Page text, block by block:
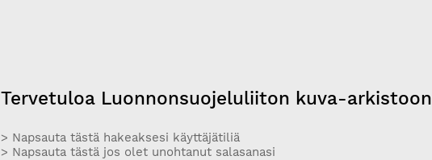
Tervetuloa Luonnonsuojeluliiton kuva-arkistoon
> Napsauta tästä hakeaksesi käyttäjätiliä
> Napsauta tästä jos olet unohtanut salasanasi